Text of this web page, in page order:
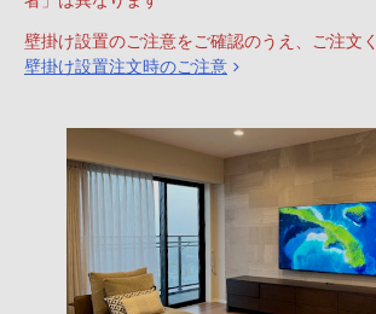
壁掛け設置のご注意をご確認のうえ、ご注文
壁掛け設置注文時のご注意